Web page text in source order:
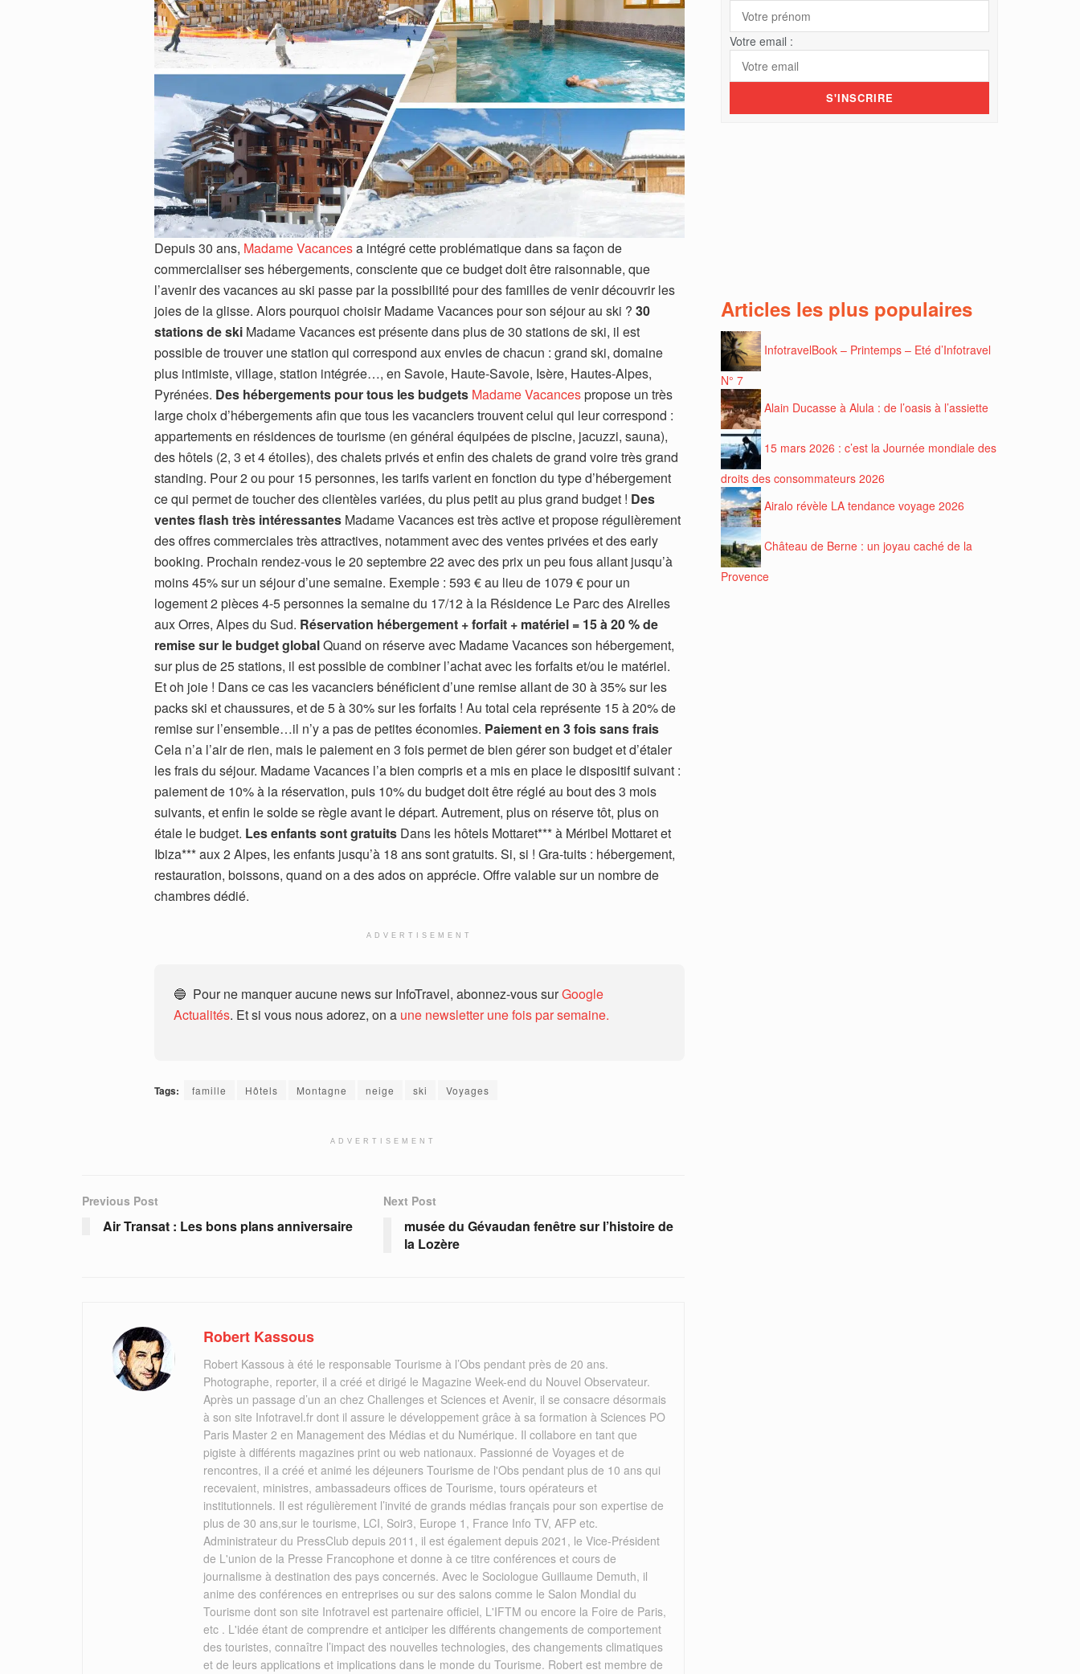
Depuis 30 ans, Madame Vacancesa intégré cette problématique dans sa façon de
commercialiser ses hébergements, consciente que ce budget doit être raisonnable, que
l’avenir des vacances au ski passe par la possibilité pour des familles de venir découvrir les
joies de la glisse. Alors pourquoi choisir Madame Vacances pour son séjour au ski ? 30
stations de ski Madame Vacances est présente dans plus de 30 stations de ski, il est
possible de trouver une station qui correspond aux envies de chacun : grand ski, domaine
plus intimiste, village, station intégrée…, en Savoie, Haute-Savoie, Isère, Hautes-Alpes,
Pyrénées. Des hébergements pour tous les budgets Madame Vacancespropose un très
large choix d’hébergements afin que tous les vacanciers trouvent celui qui leur correspond :
appartements en résidences de tourisme (en général équipées de piscine, jacuzzi, sauna),
des hôtels (2, 3 et 4 étoiles), des chalets privés et enfin des chalets de grand voire très grand
standing. Pour 2 ou pour 15 personnes, les tarifs varient en fonction du type d’hébergement
ce qui permet de toucher des clientèles variées, du plus petit au plus grand budget ! Des
ventes flash très intéressantes Madame Vacances est très active et propose régulièrement
des offres commerciales très attractives, notamment avec des ventes privées et des early
booking. Prochain rendez-vous le 20 septembre 22 avec des prix un peu fous allant jusqu’à
moins 45% sur un séjour d’une semaine. Exemple : 593 € au lieu de 1079 € pour un
logement 2 pièces 4-5 personnes la semaine du 17/12 à la Résidence Le Parc des Airelles
aux Orres, Alpes du Sud. Réservation hébergement + forfait + matériel = 15 à 20 % de
remise sur le budget globalQuand on réserve avec Madame Vacances son hébergement,
sur plus de 25 stations, il est possible de combiner l’achat avec les forfaits et/ou le matériel.
Et oh joie ! Dans ce cas les vacanciers bénéficient d’une remise allant de 30 à 35% sur les
packs ski et chaussures, et de 5 à 30% sur les forfaits ! Au total cela représente 15 à 20% de
remise sur l’ensemble…il n’y a pas de petites économies. Paiement en 3 fois sans frais
Cela n’a l’air de rien, mais le paiement en 3 fois permet de bien gérer son budget et d’étaler
les frais du séjour. Madame Vacances l’a bien compris et a mis en place le dispositif suivant :
paiement de 10% à la réservation, puis 10% du budget doit être réglé au bout des 3 mois
suivants, et enfin le solde se règle avant le départ. Autrement, plus on réserve tôt, plus on
étale le budget. Les enfants sont gratuits Dans les hôtels Mottaret*** à Méribel Mottaret et
Ibiza*** aux 2 Alpes, les enfants jusqu’à 18 ans sont gratuits. Si, si ! Gra-tuits : hébergement,
restauration, boissons, quand on a des ados on apprécie. Offre valable sur un nombre de
chambres dédié.
ADVERTISEMENT
🔵 Pour ne manquer aucune news sur InfoTravel, abonnez-vous surGoogle
Actualités. Et si vous nous adorez, on a une newsletter une fois par semaine.
Tags: famille Hôtels Montagne neige ski Voyages
ADVERTISEMENT
Previous Post
Air Transat : Les bons plans anniversaire
Next Post
musée du Gévaudan fenêtre sur l’histoire de
la Lozère
Robert Kassous
Robert Kassous à été le responsable Tourisme à l’Obs pendant près de 20 ans.
Photographe, reporter, il a créé et dirigé le Magazine Week-end du Nouvel Observateur.
Après un passage d’un an chez Challenges et Sciences et Avenir, il se consacre désormais
à son site Infotravel.fr dont il assure le développement grâce à sa formation à Sciences PO
Paris Master 2 en Management des Médias et du Numérique. Il collabore en tant que
pigiste à différents magazines print ou web nationaux. Passionné de Voyages et de
rencontres, il a créé et animé les déjeuners Tourisme de l'Obs pendant plus de 10 ans qui
recevaient, ministres, ambassadeurs offices de Tourisme, tours opérateurs et
institutionnels. Il est régulièrement l’invité de grands médias français pour son expertise de
plus de 30 ans,sur le tourisme, LCI, Soir3, Europe 1, France Info TV, AFP etc.
Administrateur du PressClub depuis 2011, il est également depuis 2021, le Vice-Président
de L'union de la Presse Francophone et donne à ce titre conférences et cours de
journalisme à destination des pays concernés. Avec le Sociologue Guillaume Demuth, il
anime des conférences en entreprises ou sur des salons comme le Salon Mondial du
Tourisme dont son site Infotravel est partenaire officiel, L'IFTM ou encore la Foire de Paris,
etc . L'idée étant de comprendre et anticiper les différents changements de comportement
des touristes, connaître l’impact des nouvelles technologies, des changements climatiques
et de leurs applications et implications dans le monde du Tourisme. Robert est membre de
Votre email :
Articles les plus populaires
InfotravelBook – Printemps – Eté d’Infotravel
N° 7
Alain Ducasse à Alula : de l’oasis à l’assiette
15 mars 2026 : c’est la Journée mondiale des
droits des consommateurs 2026
Airalo révèle LA tendance voyage 2026
Château de Berne : un joyau caché de la
Provence